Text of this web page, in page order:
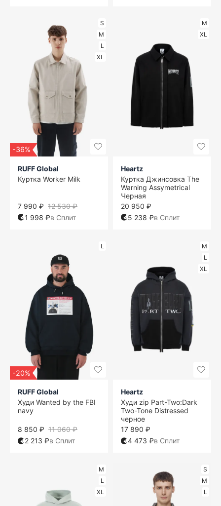
S
M
L
XL
-36%
RUFF Global
Куртка Worker Milk
12 530 ₽
7 990 ₽
1 998 ₽в Сплит
M
XL
Heartz
Куртка Джинсовка The
Warning Assymetrical
Черная
20 950 ₽
5 238 ₽в Сплит
L
-20%
RUFF Global
Худи Wanted by the FBI
navy
11 060 ₽
8 850 ₽
2 213 ₽в Сплит
M
L
XL
Heartz
Худи zip Part-Two:Dark
Two-Tone Distressed
черное
17 890 ₽
4 473 ₽в Сплит
M
L
XL
S
M
L